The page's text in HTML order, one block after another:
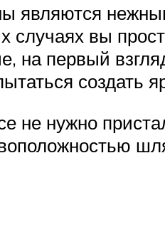
являются
случаях вы
первый
создать
не нужно